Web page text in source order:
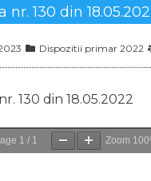
nr. 130 din
Dispozitii primar 2022
130 din 18.05.2022
1 / 1 Zoom